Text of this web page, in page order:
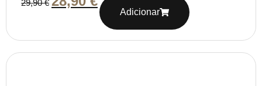
29,90€
Adicionar